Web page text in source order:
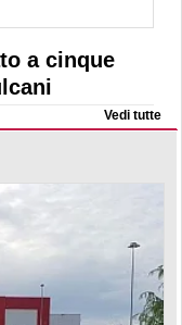
a cinque
Vedi tutte